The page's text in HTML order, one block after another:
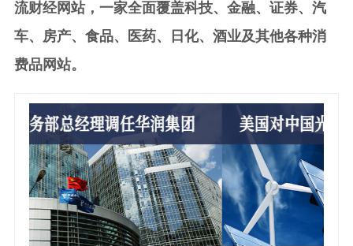
流财经网站，一家全面覆盖科技、金融、证券、汽
车、房产、食品、医药、日化、酒业及其他各种消
费品网站。